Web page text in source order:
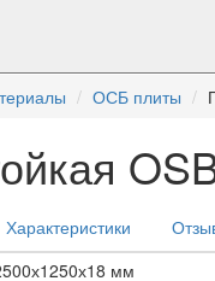
ОСБ плиты
Характеристики